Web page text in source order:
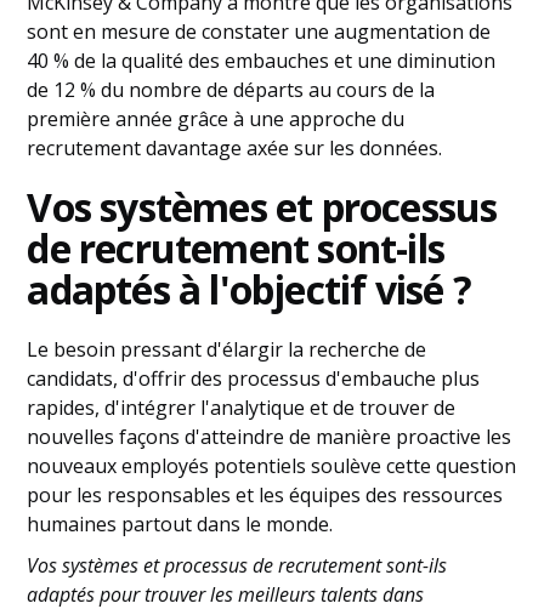
sont en mesure de constater une augmentation de
40 % de la qualité des embauches et une diminution
de 12 % du nombre de départs au cours de la
première année grâce à une approche du
recrutement davantage axée sur les données.
Vos systèmes et processus
de recrutement sont-ils
adaptés à l'objectif visé ?
Le besoin pressant d'élargir la recherche de
candidats, d'offrir des processus d'embauche plus
rapides, d'intégrer l'analytique et de trouver de
nouvelles façons d'atteindre de manière proactive les
nouveaux employés potentiels soulève cette question
pour les responsables et les équipes des ressources
humaines partout dans le monde.
Vos systèmes et processus de recrutement sont-ils
adaptés pour trouver les meilleurs talents dans